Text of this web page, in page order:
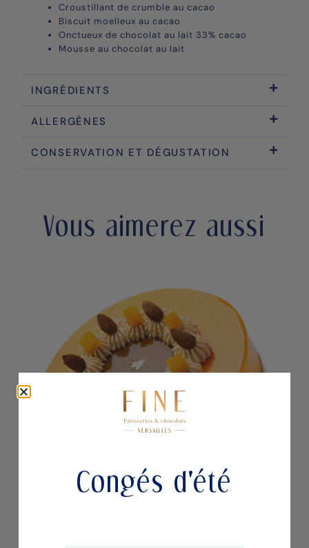
Croustillant de crumble au cacao
Biscuit moelleux au cacao
Onctueux de chocolat au lait 33% cacao
Mousse au chocolat au lait
INGRÉDIENTS
ALLERGÈNES
CONSERVATION ET DÉGUSTATION
Vous aimerez aussi
Congés d'été